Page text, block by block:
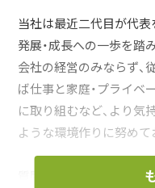
当社は最近二代目が代表
発展・成長への一歩を踏
会社の経営のみならず、
ば仕事と家庭・プライ
に取り組むなど、より気
ような環境作りに努めて
質問等ありましたらお